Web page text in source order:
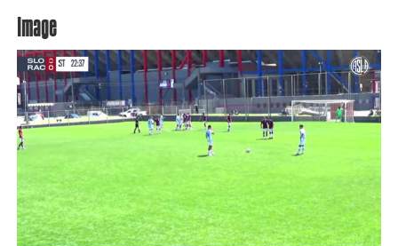
image